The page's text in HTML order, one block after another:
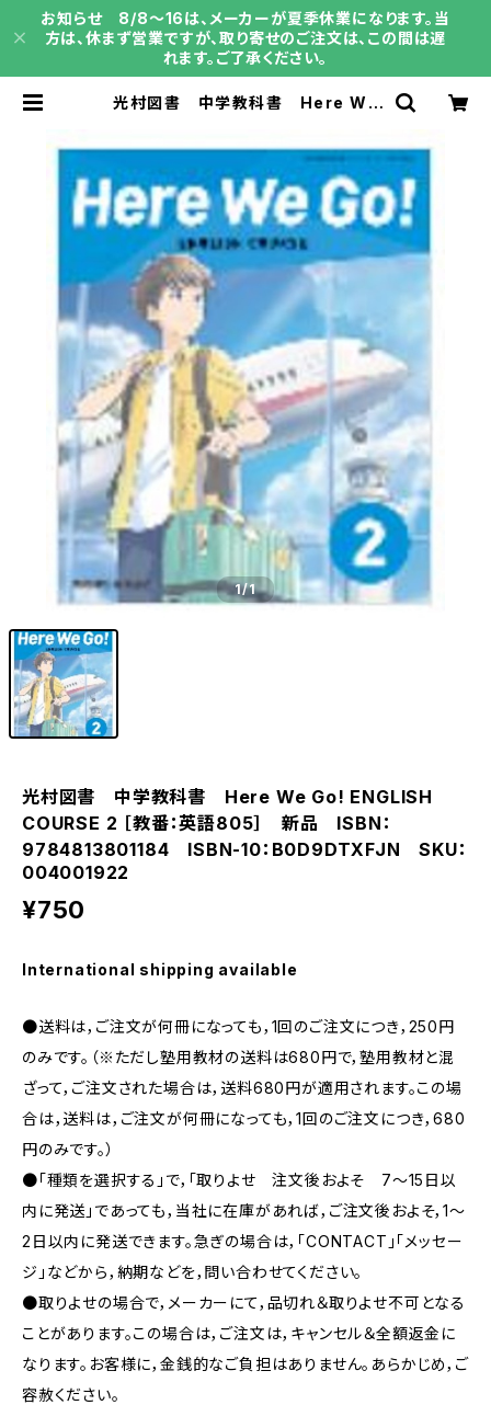
お知らせ 8/8～16は、メーカーが夏季休業になります。当
方は、休まず営業ですが、取り寄せのご注文は、この間は遅
れます。ご了承ください。
光村図書 中学教科書 Here We
3801184 ISBN-10：B0D9DTXF
JN SKU：004001922 | 育之書
店（いくのしょてん）
1/1
光村図書 中学教科書 Here We Go! ENGLISH
COURSE 2 ［教番：英語805］ 新品 ISBN：
9784813801184 ISBN-10：B0D9DTXFJN SKU：
004001922
¥750
International shipping available
●送料は，ご注文が何冊になっても，1回のご注文につき，250円
のみです。（※ただし塾用教材の送料は680円で，塾用教材と混
ざって，ご注文された場合は，送料680円が適用されます。この場
合は，送料は，ご注文が何冊になっても，1回のご注文につき，680
円のみです。）
●「種類を選択する」で，「取りよせ 注文後およそ 7〜15日以
内に発送」であっても，当社に在庫があれば，ご注文後およそ，1〜
2日以内に発送できます。急ぎの場合は，「CONTACT」「メッセー
ジ」などから，納期などを，問い合わせてください。
●取りよせの場合で，メーカーにて，品切れ＆取りよせ不可となる
ことがあります。この場合は，ご注文は，キャンセル＆全額返金に
なります。お客様に，金銭的なご負担はありません。あらかじめ，ご
容赦ください。